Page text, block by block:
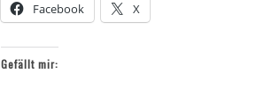
Facebook X
Gefällt mir: